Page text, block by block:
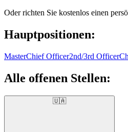
Oder richten Sie kostenlos einen
Hauptpositionen:
MasterChief Officer2nd/3rd Officer
Alle offenen Stellen:
🇺🇦